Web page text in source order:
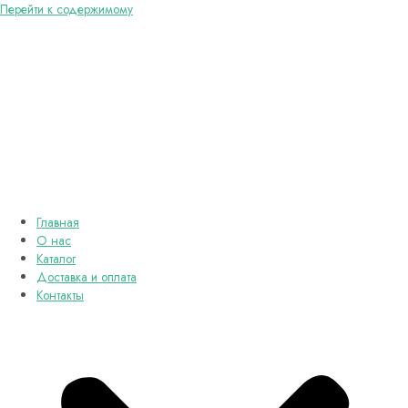
Перейти к содержимому
Главная
О нас
Каталог
Доставка и оплата
Контакты